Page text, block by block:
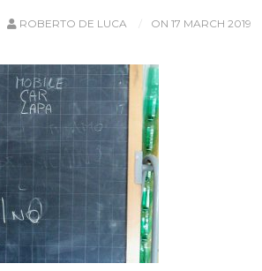
ROBERTO DE LUCA ON 17 MARCH 2019